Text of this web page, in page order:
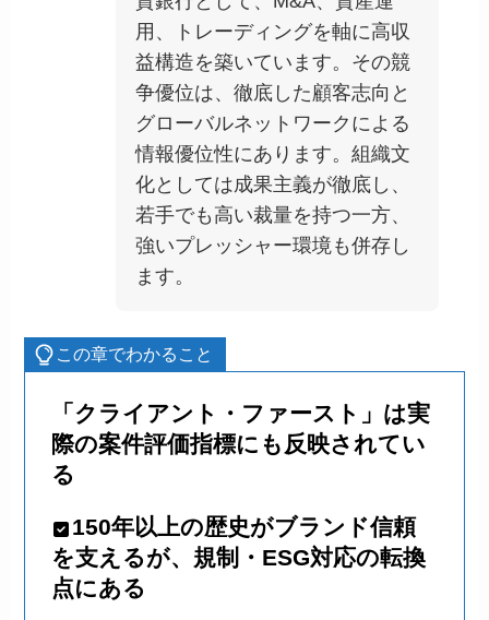
用、トレーディングを軸に高収
益構造を築いています。その競
争優位は、徹底した顧客志向と
グローバルネットワークによる
情報優位性にあります。組織文
化としては成果主義が徹底し、
若手でも高い裁量を持つ一方、
強いプレッシャー環境も併存し
ます。
この章でわかること
「クライアント・ファースト」は実
際の案件評価指標にも反映されてい
る
150年以上の歴史がブランド信頼
を支えるが、規制・ESG対応の転換
点にある